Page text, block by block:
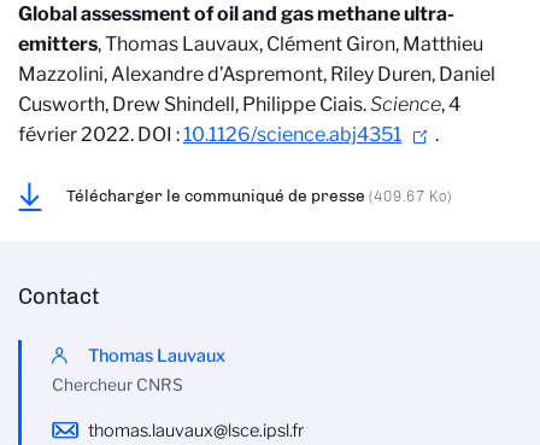
Global assessment of oil and gas methane ultra-
emitters, Thomas Lauvaux, Clément Giron, Matthieu
Mazzolini, Alexandre d’Aspremont, Riley Duren, Daniel
Cusworth, Drew Shindell, Philippe Ciais.Science, 4
février 2022. DOI :10.1126/science.abj4351 .
Télécharger le communiqué de presse (409.67 Ko)
Contact
Thomas Lauvaux
Chercheur CNRS
thomas.lauvaux@lsce.ipsl.fr